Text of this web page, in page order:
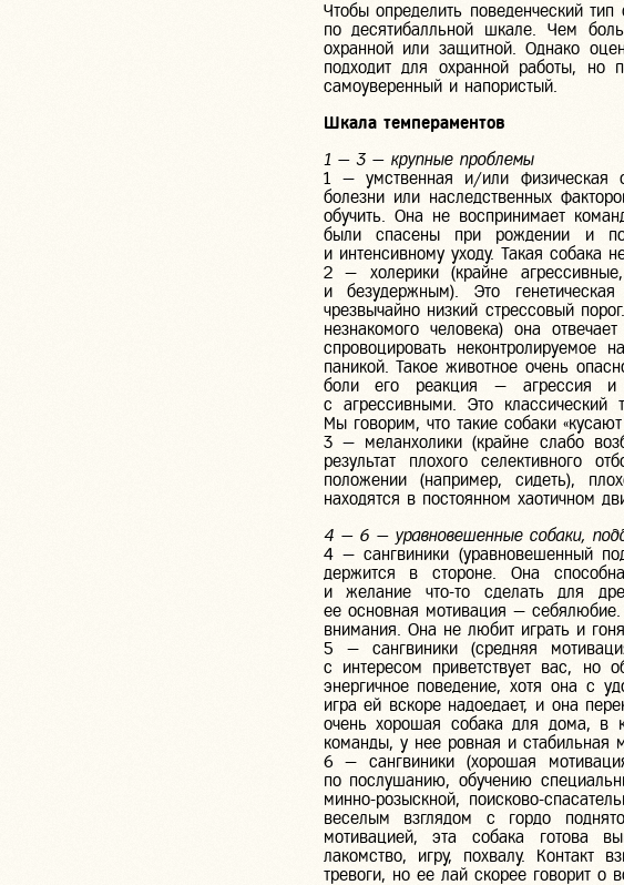
Чтобы определить поведенческий
по десятибалльной шкале. Чем
охранной или защитной. Однако
подходит для охранной работы, но
самоуверенный и напористый.
Шкала темпераментов
1 — 3 — крупные проблемы
1 — умственная и/или физическая
болезни или наследственных
обучить. Она не воспринимает
были спасены при рождении и
и интенсивному уходу. Такая собака
2 — холерики (крайне
и безудержным). Это
чрезвычайно низкий стрессовый
незнакомого человека) она
спровоцировать неконтролируемое
паникой. Такое животное очень
боли его реакция — агрессия и
с агрессивными. Это классический
Мы говорим, что такие собаки «кусают
3 — меланхолики (крайне слабо
результат плохого селективного
положении (например, сидеть),
находятся в постоянном хаотичном
4 — 6 — уравновешенные собаки,
4 — сангвиники (уравновешенный
держится в стороне. Она
и желание что-то сделать для
ее основная мотивация — себялюбие.
внимания. Она не любит играть и
5 — сангвиники (средняя
с интересом приветствует вас, но
энергичное поведение, хотя она с
игра ей вскоре надоедает, и она
очень хорошая собака для дома, в
команды, у нее ровная и стабильная
6 — сангвиники (хорошая
по послушанию, обучению
минно-розыскной, поисково-
веселым взглядом с гордо
мотивацией, эта собака готова
лакомство, игру, похвалу.
тревоги, но ее лай скорее говорит о